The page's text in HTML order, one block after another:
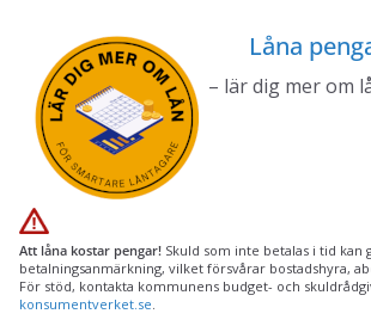
innehåll
Låna
– lär dig mer om
Att låna kostar pengar! Skuld som inte betalas i tid kan
betalningsanmärkning, vilket försvårar bostadshyra,
För stöd, kontakta kommunens budget- och
konsumentverket.se.